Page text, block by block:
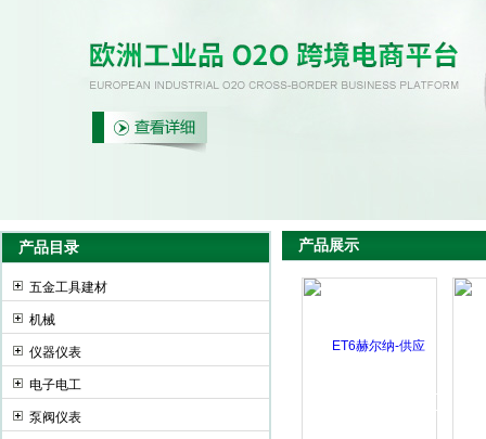
赫尔纳贸易（大连）有限公司
产品目录
五金工具建材
机械
仪器仪表
电子电工
泵阀仪表
产品展示